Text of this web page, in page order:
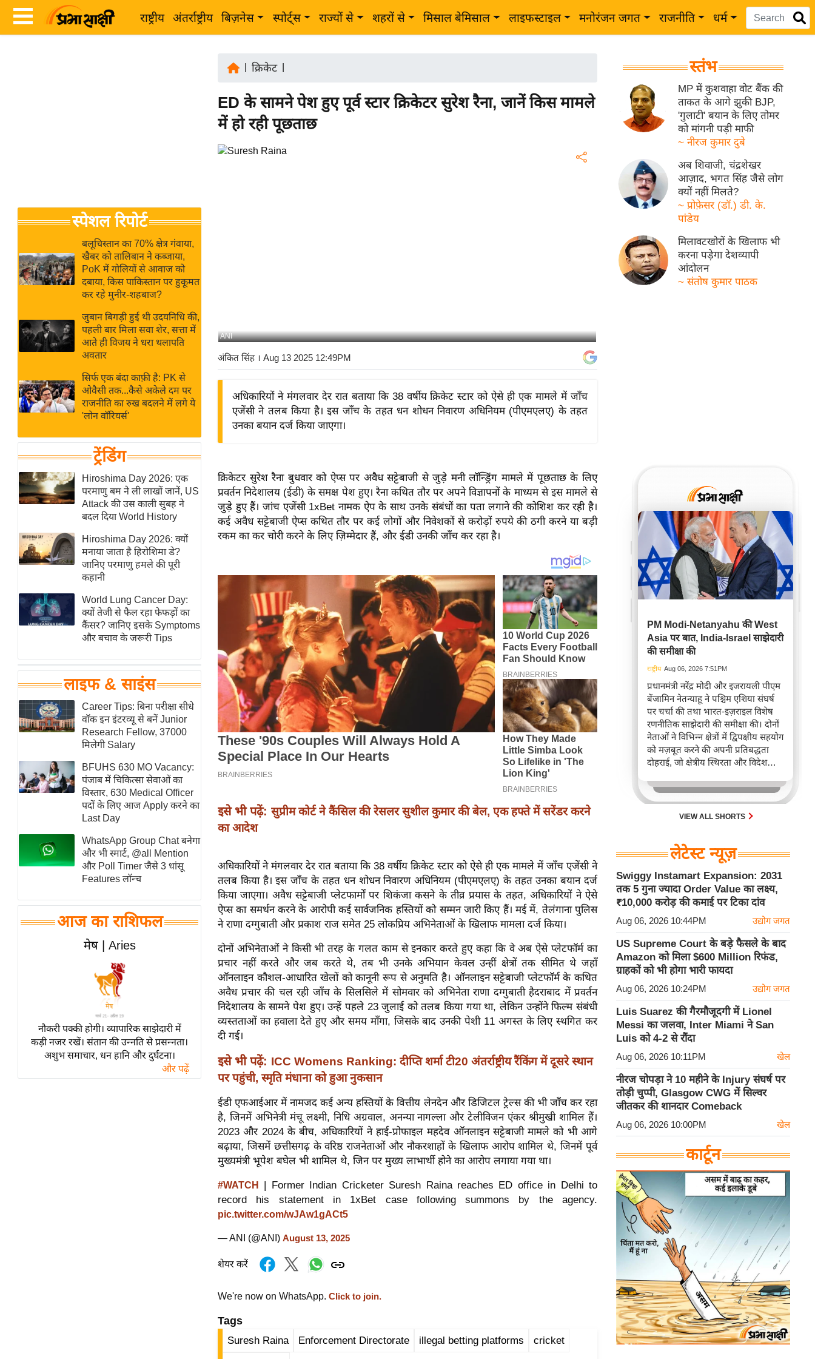
राष्ट्रीय अंतर्राष्ट्रीय बिज़नेस स्पोर्ट्स राज्यों से शहरों से मिसाल बेमिसाल लाइफस्टाइल मनोरंजन जगत राजनीति धर्म
Breaking
News in
Hindi
Hindi
Videos
जगत
राय
बजट
IPL
2026
ई-पेपर
मिसाल बेमिसाल
शख्सियत
यंग इंडिया
साहित्य जगत
ऑटो वर्ल्ड
न्यूज ब्रीफ
मनोरंजन जगत
बॉलीवुड
हॉलीवुड
फिल्म समीक्षा
News
लाइफस्टाइल
टेक्नॉलॉजी
ब्यूटी/फैशन
घरेलू नुस्खे
पर्यटन स्थल
फिटनेस मंत्रा
रिलेशनशिप
विश्लेषण
समसामयिक
मातृभूमि
स्तंभ
एम.
आर.
चाय पर
समीक्षा
व्रत
त्योहार
राशिफल
विशेष
स्पेशल रिपोर्ट
बलूचिस्तान का 70% क्षेत्र गंवाया,
खैबर को तालिबान ने कब्जाया,
PoK में गोलियों से आवाज को
दबाया, किस पाकिस्तान पर हुकूमत
कर रहे मुनीर-शहबाज?
जुबान बिगड़ी हुई थी उदयनिधि की,
पहली बार मिला सवा शेर, सत्ता में
आते ही विजय ने धरा थलापति
अवतार
सिर्फ एक बंदा काफ़ी है: PK से
ओवैसी तक...कैसे अकेले दम पर
राजनीति का रुख बदलने में लगे ये
'लोन वॉरियर्स'
ट्रेंडिंग
Hiroshima Day 2026: एक
परमाणु बम ने ली लाखों जानें, US
Attack की उस काली सुबह ने
बदल दिया World History
Hiroshima Day 2026: क्यों
मनाया जाता है हिरोशिमा डे?
जानिए परमाणु हमले की पूरी
कहानी
World Lung Cancer Day:
क्यों तेजी से फैल रहा फेफड़ों का
कैंसर? जानिए इसके Symptoms
और बचाव के जरूरी Tips
लाइफ & साइंस
Career Tips: बिना परीक्षा सीधे
वॉक इन इंटरव्यू से बनें Junior
Research Fellow, 37000
मिलेगी Salary
BFUHS 630 MO Vacancy:
पंजाब में चिकित्सा सेवाओं का
विस्तार, 630 Medical Officer
पदों के लिए आज Apply करने का
Last Day
WhatsApp Group Chat बनेगा
और भी स्मार्ट, @all Mention
और Poll Timer जैसे 3 धांसू
Features लॉन्च
आज का राशिफल
मेष | Aries
नौकरी पक्की होगी। व्यापारिक साझेदारी में
कड़ी नजर रखें। संतान की उन्नति से प्रसन्नता।
अशुभ समाचार, धन हानि और दुर्घटना।
और पढ़ें
क्रिकेट|
ED के सामने पेश हुए पूर्व स्टार क्रिकेटर सुरेश रैना, जानें किस मामले
में हो रही पूछताछ
ANI
अंकित सिंह। Aug 13 2025 12:49PM
अधिकारियों ने मंगलवार देर रात बताया कि 38 वर्षीय क्रिकेट स्टार को ऐसे ही एक मामले में जाँच
एजेंसी ने तलब किया है। इस जाँच के तहत धन शोधन निवारण अधिनियम (पीएमएलए) के तहत
उनका बयान दर्ज किया जाएगा।
क्रिकेटर सुरेश रैना बुधवार को ऐप्स पर अवैध सट्टेबाजी से जुड़े मनी लॉन्ड्रिंग मामले में पूछताछ के लिए
प्रवर्तन निदेशालय (ईडी) के समक्ष पेश हुए। रैना कथित तौर पर अपने विज्ञापनों के माध्यम से इस मामले से
जुड़े हुए हैं। जांच एजेंसी 1xBet नामक ऐप के साथ उनके संबंधों का पता लगाने की कोशिश कर रही है।
कई अवैध सट्टेबाजी ऐप्स कथित तौर पर कई लोगों और निवेशकों से करोड़ों रुपये की ठगी करने या बड़ी
रकम का कर चोरी करने के लिए ज़िम्मेदार हैं, और ईडी उनकी जाँच कर रहा है।
इसे भी पढ़ें: सुप्रीम कोर्ट ने कैंसिल की रेसलर सुशील कुमार की बेल, एक हफ्ते में सरेंडर करने
का आदेश
अधिकारियों ने मंगलवार देर रात बताया कि 38 वर्षीय क्रिकेट स्टार को ऐसे ही एक मामले में जाँच एजेंसी ने
तलब किया है। इस जाँच के तहत धन शोधन निवारण अधिनियम (पीएमएलए) के तहत उनका बयान दर्ज
किया जाएगा। अवैध सट्टेबाजी प्लेटफार्मों पर शिकंजा कसने के तीव्र प्रयास के तहत, अधिकारियों ने ऐसे
ऐप्स का समर्थन करने के आरोपी कई सार्वजनिक हस्तियों को सम्मन जारी किए हैं। मई में, तेलंगाना पुलिस
ने राणा दग्गुबाती और प्रकाश राज समेत 25 लोकप्रिय अभिनेताओं के खिलाफ मामला दर्ज किया।
दोनों अभिनेताओं ने किसी भी तरह के गलत काम से इनकार करते हुए कहा कि वे अब ऐसे प्लेटफॉर्म का
प्रचार नहीं करते और जब करते थे, तब भी उनके अभियान केवल उन्हीं क्षेत्रों तक सीमित थे जहाँ
ऑनलाइन कौशल-आधारित खेलों को कानूनी रूप से अनुमति है। ऑनलाइन सट्टेबाजी प्लेटफॉर्म के कथित
अवैध प्रचार की चल रही जाँच के सिलसिले में सोमवार को अभिनेता राणा दग्गुबाती हैदराबाद में प्रवर्तन
निदेशालय के सामने पेश हुए। उन्हें पहले 23 जुलाई को तलब किया गया था, लेकिन उन्होंने फिल्म संबंधी
व्यस्तताओं का हवाला देते हुए और समय माँगा, जिसके बाद उनकी पेशी 11 अगस्त के लिए स्थगित कर
दी गई।
इसे भी पढ़ें: ICC Womens Ranking: दीप्ति शर्मा टी20 अंतर्राष्ट्रीय रैंकिंग में दूसरे स्थान
पर पहुंची, स्मृति मंधाना को हुआ नुकसान
ईडी एफआईआर में नामजद कई अन्य हस्तियों के वित्तीय लेनदेन और डिजिटल ट्रेल्स की भी जाँच कर रहा
है, जिनमें अभिनेत्री मंचू लक्ष्मी, निधि अग्रवाल, अनन्या नागल्ला और टेलीविजन एंकर श्रीमुखी शामिल हैं।
2023 और 2024 के बीच, अधिकारियों ने हाई-प्रोफाइल महदेव ऑनलाइन सट्टेबाजी मामले को भी आगे
बढ़ाया, जिसमें छत्तीसगढ़ के वरिष्ठ राजनेताओं और नौकरशाहों के खिलाफ आरोप शामिल थे, जिनमें पूर्व
मुख्यमंत्री भूपेश बघेल भी शामिल थे, जिन पर मुख्य लाभार्थी होने का आरोप लगाया गया था।
#WATCH
| Former Indian Cricketer Suresh Raina reaches ED office in Delhi to
record his statement in 1xBet case following summons by the agency.
pic.twitter.com/wJAw1gACt5
— ANI (@ANI) August 13, 2025
शेयर करें
We're now on WhatsApp. Click to join.
Tags
Suresh Raina Enforcement Directorate illegal betting platforms cricket
स्तंभ
MP में कुशवाहा वोट बैंक की
ताकत के आगे झुकी BJP,
'गुलाटी' बयान के लिए तोमर
को मांगनी पड़ी माफी
~ नीरज कुमार दुबे
अब शिवाजी, चंद्रशेखर
आज़ाद, भगत सिंह जैसे लोग
क्यों नहीं मिलते?
~ प्रोफ़ेसर (डॉ.) डी. के.
पांडेय
मिलावटखोरों के खिलाफ भी
करना पड़ेगा देशव्यापी
आंदोलन
~ संतोष कुमार पाठक
PM Modi-Netanyahu की West
Asia पर बात, India-Israel साझेदारी
की समीक्षा की
राष्ट्रीय Aug 06, 2026 7:51PM
प्रधानमंत्री नरेंद्र मोदी और इजरायली पीएम
बेंजामिन नेतन्याहू ने पश्चिम एशिया संघर्ष
पर चर्चा की तथा भारत-इज़राइल विशेष
रणनीतिक साझेदारी की समीक्षा की। दोनों
नेताओं ने विभिन्न क्षेत्रों में द्विपक्षीय सहयोग
को मज़बूत करने की अपनी प्रतिबद्धता
दोहराई, जो क्षेत्रीय स्थिरता और विदेश
करता है।
VIEW ALL SHORTS
लेटेस्ट न्यूज़
Swiggy Instamart Expansion: 2031
तक 5 गुना ज्यादा Order Value का लक्ष्य,
₹10,000 करोड़ की कमाई पर टिका दांव
Aug 06, 2026 10:44PM उद्योग जगत
US Supreme Court के बड़े फैसले के बाद
Amazon को मिला $600 Million रिफंड,
ग्राहकों को भी होगा भारी फायदा
Aug 06, 2026 10:24PM उद्योग जगत
Luis Suarez की गैरमौजूदगी में Lionel
Messi का जलवा, Inter Miami ने San
Luis को 4-2 से रौंदा
Aug 06, 2026 10:11PM खेल
नीरज चोपड़ा ने 10 महीने के Injury संघर्ष पर
तोड़ी चुप्पी, Glasgow CWG में सिल्वर
जीतकर की शानदार Comeback
Aug 06, 2026 10:00PM खेल
कार्टून